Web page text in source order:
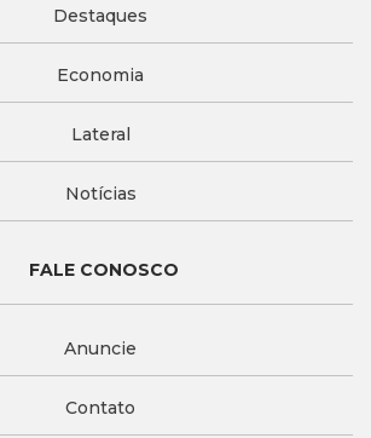
Destaques
Economia
Lateral
Notícias
FALE CONOSCO
Anuncie
Contato